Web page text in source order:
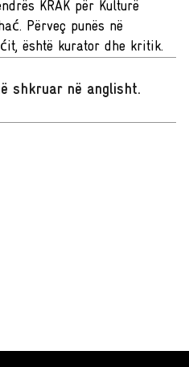
KRAK për Kulturë
Përveç punës në
është kurator dhe kritik.
shkruar në anglisht.